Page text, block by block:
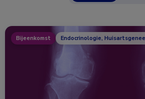
Bijeenkomst Endocrinologie,